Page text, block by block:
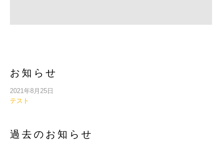
お知らせ
テスト
2021年8月25日
過去のお知らせ